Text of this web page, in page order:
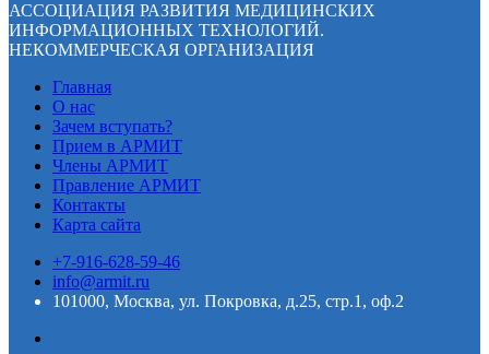
АССОЦИАЦИЯ РАЗВИТИЯ МЕДИЦИНСКИХ
ИНФОРМАЦИОННЫХ ТЕХНОЛОГИЙ.
НЕКОММЕРЧЕСКАЯ ОРГАНИЗАЦИЯ
Главная
О нас
Зачем вступать?
Прием в АРМИТ
Члены АРМИТ
Правление АРМИТ
Контакты
Карта сайта
+7-916-628-59-46
info@armit.ru
101000, Москва, ул. Покровка, д.25, стр.1, оф.2